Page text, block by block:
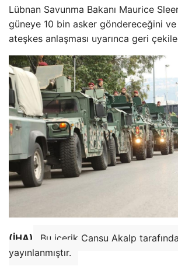
Lübnan Savunma Bakanı Maurice
güneye 10 bin asker göndereceğini ve
ateşkes anlaşması uyarınca geri
(İHA)
Bu içerik Cansu Akalp
yayınlanmıştır.